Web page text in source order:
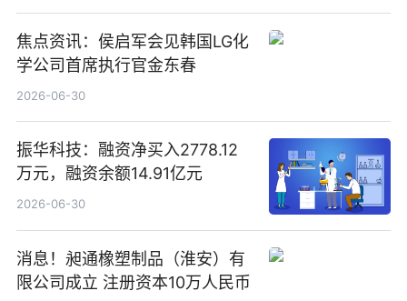
焦点资讯：侯启军会见韩国LG化
学公司首席执行官金东春
2026-06-30
振华科技：融资净买入2778.12
万元，融资余额14.91亿元
2026-06-30
消息！昶通橡塑制品（淮安）有
限公司成立 注册资本10万人民币